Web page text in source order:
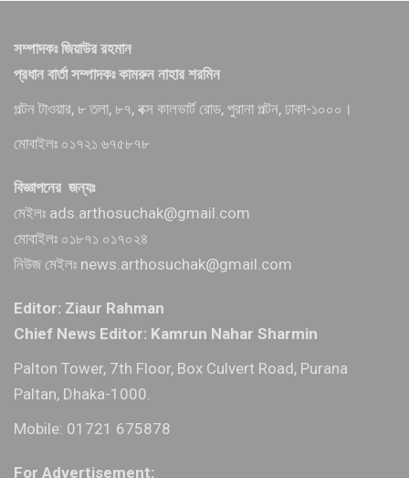
সম্পাদকঃ জিয়াউর রহমান
প্রধান বার্তা সম্পাদকঃ কামরুন নাহার শরমিন
পল্টন টাওয়ার, ৮ তলা, ৮৭, বক্স কালভার্ট রোড, পুরানা পল্টন, ঢাকা-১০০০।
মোবাইলঃ ০১৭২১ ৬৭৫৮৭৮
বিজ্ঞাপনের জন্যঃ
মেইলঃ ads.arthosuchak@gmail.com
মোবাইলঃ ০১৮৭১ ০১৭০২৪
নিউজ মেইলঃ news.arthosuchak@gmail.com
Editor: Ziaur Rahman
Chief News Editor: Kamrun Nahar Sharmin
Palton Tower, 7th Floor, Box Culvert Road, Purana
Paltan, Dhaka-1000.
Mobile: 01721 675878
For Advertisement: